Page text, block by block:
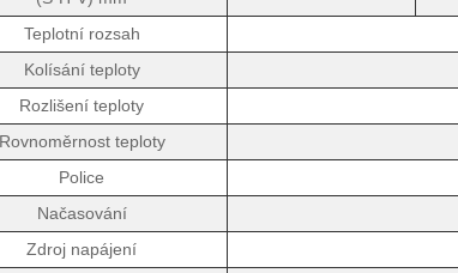
Teplotní rozsah
Kolísání teploty
Rozlišení teploty
Rovnoměrnost teploty
Police
Načasování
Zdroj napájení